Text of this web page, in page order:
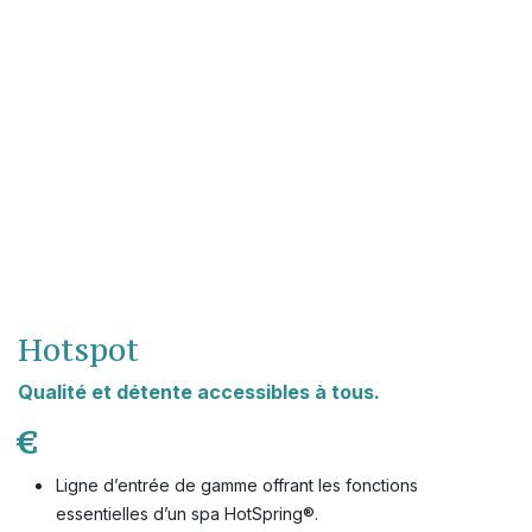
Hotspot
Qualité et détente accessibles à tous.
€
Ligne d’entrée de gamme offrant les fonctions
essentielles d’un spa HotSpring®.